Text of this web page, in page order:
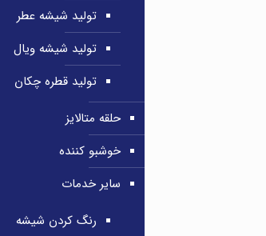
تولید شیشه عطر
تولید شیشه ویال
تولید قطره چکان
حلقه متالایز
خوشبو کننده
سایر خدمات
رنگ کردن شیشه